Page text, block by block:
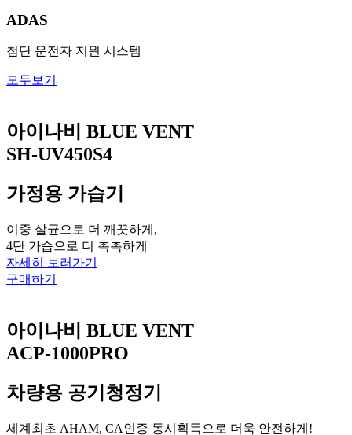
ADAS
첨단 운전자 지원 시스템
모두보기
아이나비 BLUE VENT
SH-UV450S4
가정용 가습기
이중 살균으로 더 깨끗하게,
4단 가습으로 더 촉촉하게
자세히 보러가기
구매하기
아이나비 BLUE VENT
ACP-1000PRO
차량용 공기청정기
세계최초 AHAM, CA인증 동시획득으로 더욱 안전하게!